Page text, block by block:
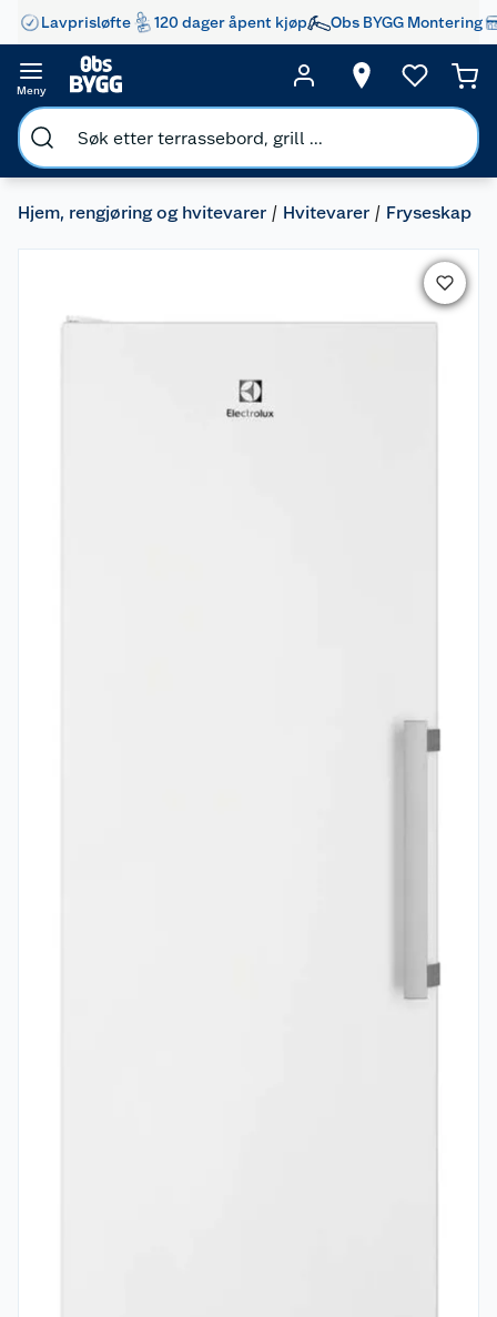
Lavprisløfte 120 dager åpent kjøp Obs BYGG Montering
Meny
Hjem, rengjøring og hvitevarer Hvitevarer Fryseskap